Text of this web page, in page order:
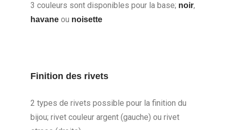
3 couleurs sont disponibles pour la base; noir,
havane ou noisette
Finition des rivets
2 types de rivets possible pour la finition du
bijou; rivet couleur argent (gauche) ou rivet